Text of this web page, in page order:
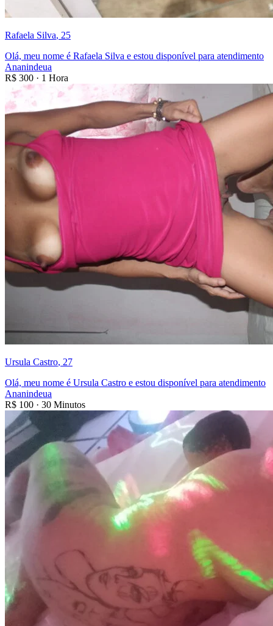
Rafaela Silva, 25
Olá, meu nome é Rafaela Silva e estou disponível para atendimento
Ananindeua
R$ 300 · 1 Hora
Ursula Castro, 27
Olá, meu nome é Ursula Castro e estou disponível para atendimento
Ananindeua
R$ 100 · 30 Minutos